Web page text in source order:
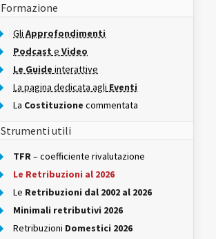
Formazione
Gli Approfondimenti
Podcast e Video
Le Guide interattive
La pagina dedicata agli Eventi
La Costituzione commentata
Strumenti utili
TFR– coefficiente rivalutazione
Le Retribuzioni al 2026
Le Retribuzioni dal 2002 al 2026
Minimali retributivi 2026
Retribuzioni Domestici 2026